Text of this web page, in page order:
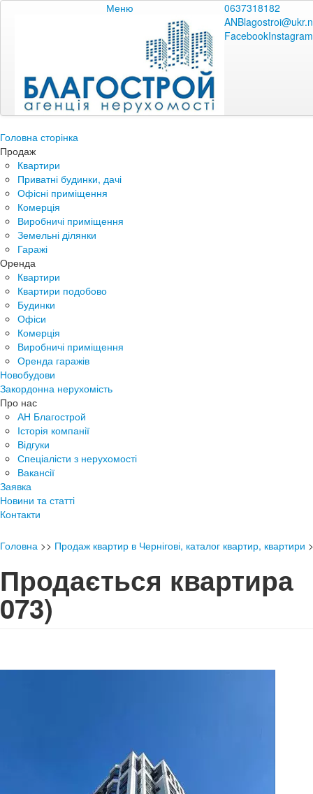
Меню
0637318182
FacebookInstagram
Головна сторінка
Продаж
Квартири
Приватні будинки, дачі
Офісні приміщення
Комерція
Виробничі приміщення
Земельні ділянки
Гаражі
Оренда
Квартири
Квартири подобово
Будинки
Офіси
Комерція
Виробничі приміщення
Оренда гаражів
Новобудови
Закордонна нерухомість
Про нас
АН Благострой
Історія компанії
Відгуки
Спеціалісти з нерухомості
Вакансії
Заявка
Новини та статті
Контакти
Головна >> Продаж квартир в Чернігові, каталог квартир, квартири
Продається
073)